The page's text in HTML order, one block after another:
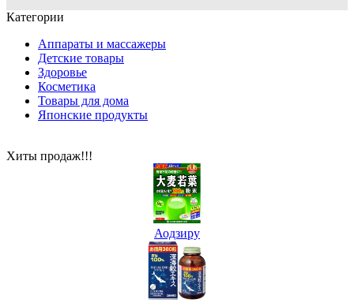
Категории
Аппараты и массажеры
Детские товары
Здоровье
Косметика
Товары для дома
Японские продукты
Хиты продаж!!!
Аодзиру